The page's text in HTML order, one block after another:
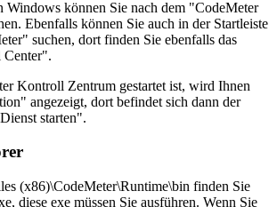
Windows können Sie nach dem "CodeMeter
Ebenfalls können Sie auch in der Startleiste
suchen, dort finden Sie ebenfalls das
Center".
Kontroll Zentrum gestartet ist, wird Ihnen
angezeigt, dort befindet sich dann der
starten".
(x86)\CodeMeter\Runtime\bin finden Sie
diese exe müssen Sie ausführen. Wenn Sie